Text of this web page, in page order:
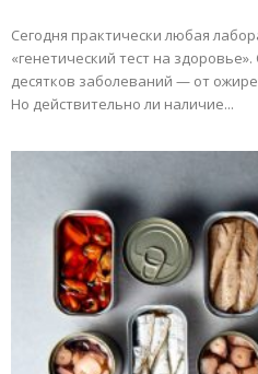
Сегодня практически любая
«генетический тест на
десятков заболеваний — от
Но действительно ли наличие...